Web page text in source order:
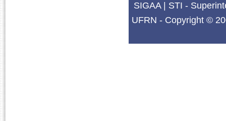
SIGAA | STI -
UFRN - Copyright ©